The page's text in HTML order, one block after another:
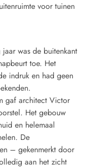
voor tuinen
was de buitenkant
toe. Het
indruk en had geen
gaf architect Victor
Het gebouw
en helemaal
De
– gekenmerkt door
aan het zicht